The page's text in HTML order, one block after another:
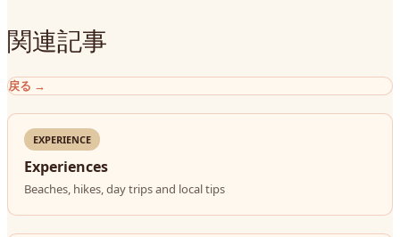
関連記事
戻る →
EXPERIENCE
Experiences
Beaches, hikes, day trips and local tips